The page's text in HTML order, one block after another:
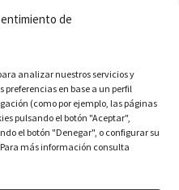
de
analizar nuestros servicios y
en base a un perfil
(como por ejemplo, las páginas
pulsando el botón "Aceptar",
el botón "Denegar", o configurar su
más información consulta